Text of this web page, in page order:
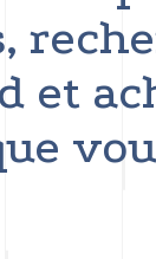
et